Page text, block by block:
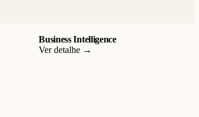
Business Intelligence
Ver detalhe →